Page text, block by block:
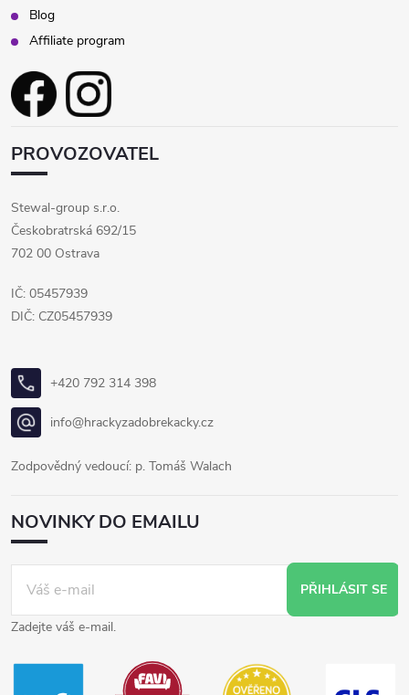
Blog
Affiliate program
PROVOZOVATEL
Stewal-group s.r.o.
Českobratrská 692/15
702 00 Ostrava
IČ: 05457939
DIČ: CZ05457939
+420 792 314 398
info@hrackyzadobrekacky.cz
Zodpovědný vedoucí: p. Tomáš Walach
NOVINKY DO EMAILU
PŘIHLÁSIT SE
Zadejte váš e-mail.